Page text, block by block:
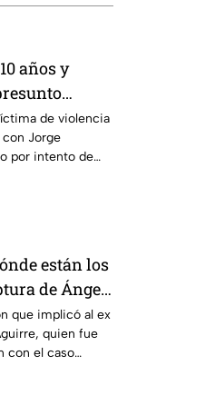
años y
de violencia
Jorge
por intento de
están los
de Ángel
Guerrero
que implicó al ex
quien fue
con el caso